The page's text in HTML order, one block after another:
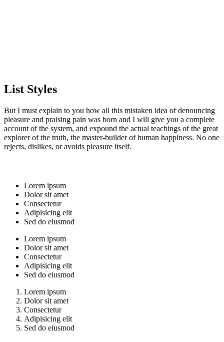
List Styles
But I must explain to you how all this mistaken idea of denouncing
pleasure and praising pain was born and I will give you a complete
account of the system, and expound the actual teachings of the great
explorer of the truth, the master-builder of human happiness. No one
rejects, dislikes, or avoids pleasure itself.
Lorem ipsum
Dolor sit amet
Consectetur
Adipisicing elit
Sed do eiusmod
Lorem ipsum
Dolor sit amet
Consectetur
Adipisicing elit
Sed do eiusmod
Lorem ipsum
Dolor sit amet
Consectetur
Adipisicing elit
Sed do eiusmod